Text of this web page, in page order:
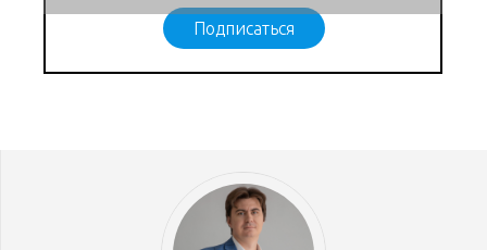
Подписаться